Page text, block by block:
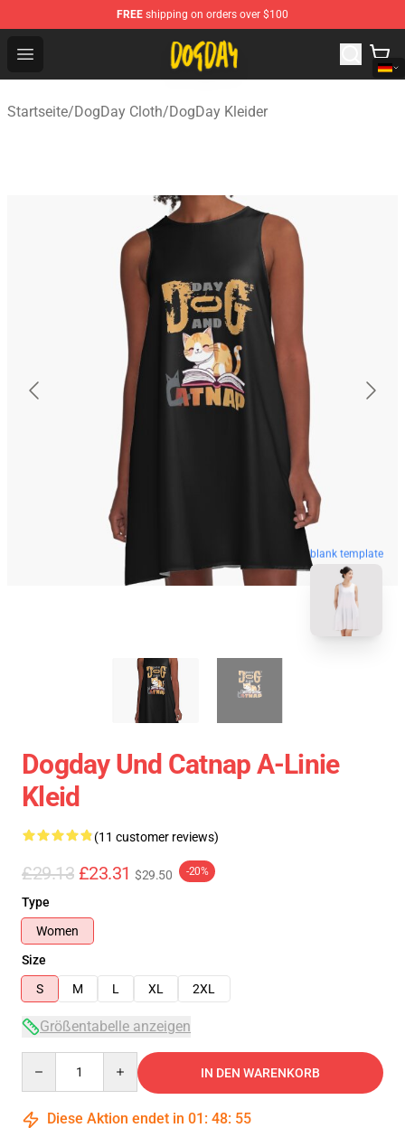
FREE shipping on orders over $100
Open menu
DogDay Store - Official DogDay Merchandise Shop
Startseite/DogDay Cloth/DogDay Kleider
blank template
Dogday Und Catnap A-Linie
Kleid
(11 customer reviews)
£29.13 £23.31 $29.50 -20%
Type
Women
Size
S
M L XL 2XL
Größentabelle anzeigen
IN DEN WARENKORB
Diese Aktion endet in 01 : 48: 54